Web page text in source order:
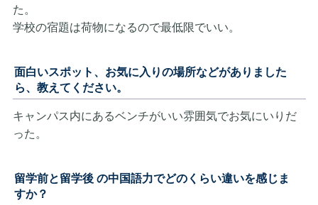
た。
学校の宿題は荷物になるので最低限でいい。
面白いスポット、お気に入りの場所などがありました
ら、教えてください。
キャンパス内にあるベンチがいい雰囲気でお気にいりだ
った。
留学前と留学後 の中国語力でどのくらい違いを感じま
すか？